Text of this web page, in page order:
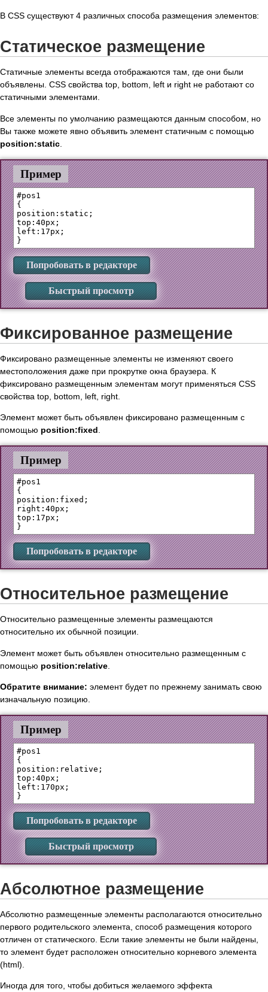
В CSS существуют 4 различных способа размещения элементов:
Статическое размещение
Статичные элементы всегда отображаются там, где они были
объявлены. CSS свойства top, bottom, left и right не работают со
статичными элементами.
Все элементы по умолчанию размещаются данным способом, но
Вы также можете явно объявить элемент статичным с помощью
position:static
Пример
#pos1
{
position:static;
top:40px;
left:17px;
Попробовать в редакторе
Быстрый просмотр
Фиксированное размещение
Фиксировано размещенные элементы не изменяют своего
местоположения даже при прокрутке окна браузера. К
фиксировано размещенным элементам могут применяться CSS
свойства top, bottom, left, right.
Элемент может быть объявлен фиксировано размещенным с
помощью position:fixed
Пример
#pos1
{
position:fixed;
right:40px;
top:17px;
Попробовать в редакторе
Относительное размещение
Относительно размещенные элементы размещаются
относительно их обычной позиции.
Элемент может быть объявлен относительно размещенным с
помощью position:relative
Обратите внимание: элемент будет по прежнему занимать свою
изначальную позицию.
Пример
#pos1
{
position:relative;
top:40px;
left:170px;
Попробовать в редакторе
Быстрый просмотр
Абсолютное размещение
Абсолютно размещенные элементы располагаются относительно
первого родительского элемента, способ размещения которого
отличен от статического. Если такие элементы не были найдены,
то элемент будет расположен относительно корневого элемента
(html).
Иногда для того, чтобы добиться желаемого эффекта